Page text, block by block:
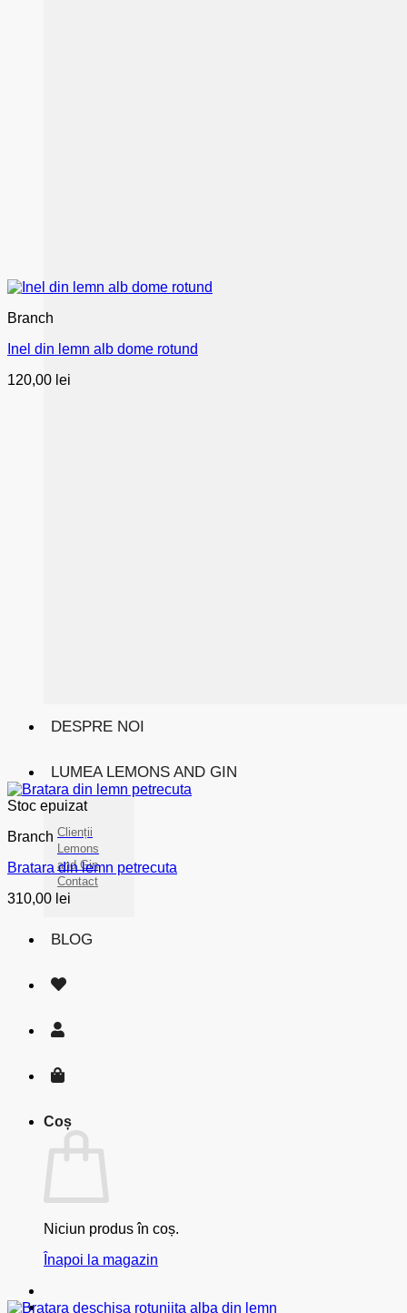
DESPRE NOI
LUMEA LEMONS AND GIN
Clienții
Lemons
and Gin
Contact
BLOG
Coș
Niciun produs în coș.
Înapoi la magazin
Branch
Inel din lemn alb dome rotund
120,00 lei
Stoc epuizat
Branch
Bratara din lemn petrecuta
310,00 lei